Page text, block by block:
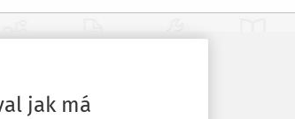
jak má